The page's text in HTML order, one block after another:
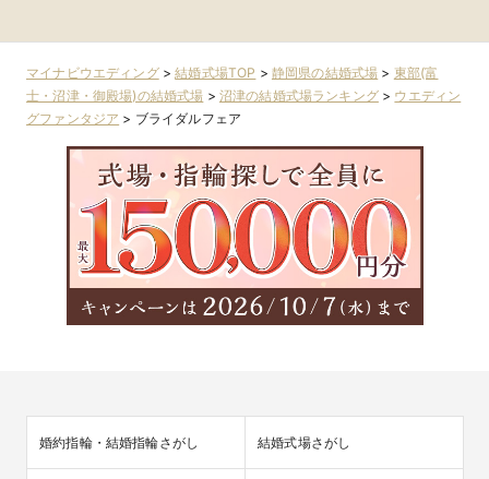
マイナビウエディング>結婚式場TOP > 静岡県の結婚式場 > 東部(富
士・沼津・御殿場)の結婚式場 > 沼津の結婚式場ランキング> ウエディン
グファンタジア > ブライダルフェア
婚約指輪・結婚指輪さがし 結婚式場さがし